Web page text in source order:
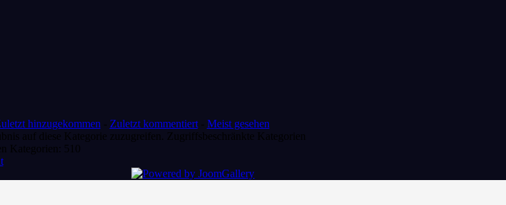
hinzugekommen - Zuletzt kommentiert- Meist gesehen
Zugriffsbeschränkte Kategorien
Kategorien: 510